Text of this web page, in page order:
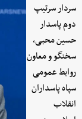
سردار سرتیپ
دوم پاسدار
حسین محبی،
سخنگو و معاون
روابط عمومی
سپاه پاسداران
انقلاب